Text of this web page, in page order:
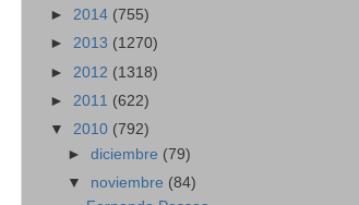
► 2014 (755)
► 2013 (1270)
► 2012 (1318)
► 2011 (622)
▼ 2010 (792)
►diciembre (79)
▼ noviembre (84)